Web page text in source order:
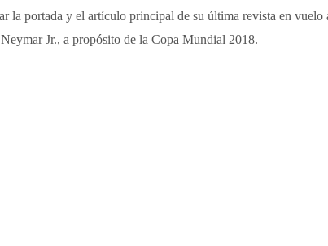
la portada y el artículo principal de su última revista en vuelo
Jr., a propósito de la Copa Mundial 2018.